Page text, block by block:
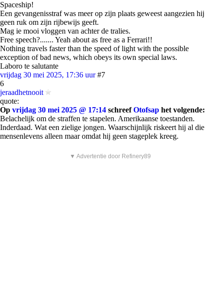
Spaceship!
Een gevangenisstraf was meer op zijn plaats geweest aangezien hij
geen ruk om zijn rijbewijs geeft.
Mag ie mooi vloggen van achter de tralies.
Free speech?....... Yeah about as free as a Ferrari!!
Nothing travels faster than the speed of light with the possible
exception of bad news, which obeys its own special laws.
Laboro te salutante
vrijdag 30 mei 2025, 17:36 uur #7
6
jeraadhetnooit
quote:
Op vrijdag 30 mei 2025 @ 17:14 schreefOtofsap het volgende:
Belachelijk om de straffen te stapelen. Amerikaanse toestanden.
Inderdaad. Wat een zielige jongen. Waarschijnlijk riskeert hij al die
mensenlevens alleen maar omdat hij geen stageplek kreeg.
▼ Advertentie door Refinery89